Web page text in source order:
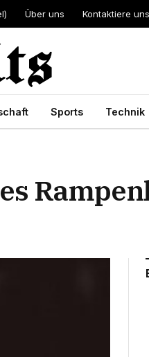
Über uns Kontaktiere uns
Sports Technik